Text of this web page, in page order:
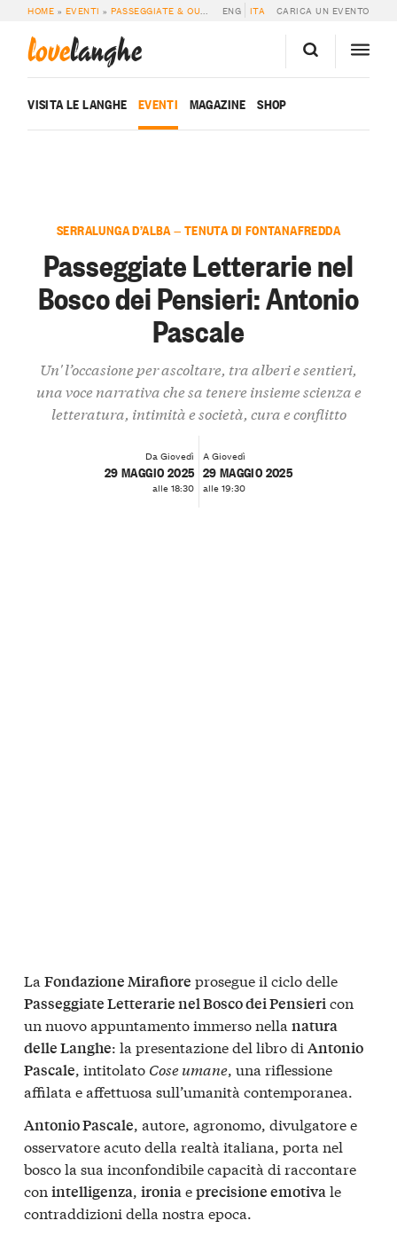
HOME » EVENTI »PASSEGGIATE & OUTDOOR » PASSEGGIATE LETTERARIE
ENG ITA CARICA UN EVENTO
lovelanghe
VISITA LE LANGHE EVENTI MAGAZINE SHOP
SERRALUNGA D’ALBA — TENUTA DI FONTANAFREDDA
Passeggiate Letterarie nel
Bosco dei Pensieri: Antonio
Pascale
Un' l’occasione per ascoltare, tra alberi e sentieri,
una voce narrativa che sa tenere insieme scienza e
letteratura, intimità e società, cura e conflitto
Da Giovedì
29 MAGGIO 2025
alle 18:30
A Giovedì
29 MAGGIO 2025
alle 19:30
La Fondazione Mirafiore prosegue il ciclo delle
Passeggiate Letterarie nel Bosco dei Pensiericon
un nuovo appuntamento immerso nella natura
delle Langhe: la presentazione del libro di Antonio
Pascale, intitolato Cose umane, una riflessione
affilata e affettuosa sull’umanità contemporanea.
Antonio Pascale, autore, agronomo, divulgatore e
osservatore acuto della realtà italiana, porta nel
bosco la sua inconfondibile capacità di raccontare
con intelligenza, ironiaeprecisione emotivale
contraddizioni della nostra epoca.